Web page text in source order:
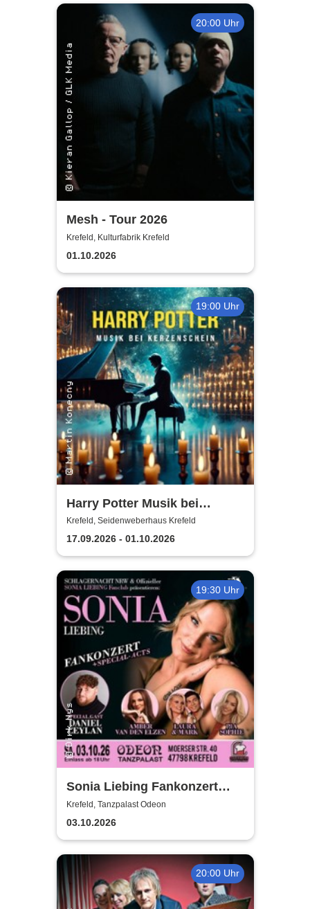
20:00 Uhr
Mesh - Tour 2026
Krefeld, Kulturfabrik Krefeld
01.10.2026
19:00 Uhr
Harry Potter Musik bei
Kerzenschein
Krefeld, Seidenweberhaus Krefeld
17.09.2026 - 01.10.2026
19:30 Uhr
Sonia Liebing Fankonzert
2026
Krefeld, Tanzpalast Odeon
03.10.2026
20:00 Uhr